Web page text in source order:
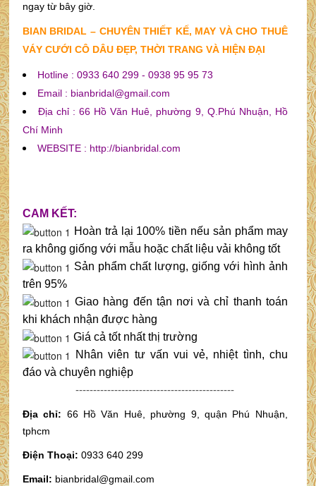
ngay từ bây giờ.
BIAN BRIDAL – CHUYÊN THIẾT KẾ, MAY VÀ CHO THUÊ
VÁY CƯỚI CÔ DÂU ĐẸP, THỜI TRANG VÀ HIỆN ĐẠI
Hotline : 0933 640 299 - 0938 95 95 73
Email : bianbridal@gmail.com
Địa chỉ : 66 Hồ Văn Huê, phường 9, Q.Phú Nhuận, Hồ
Chí Minh
WEBSITE : http://bianbridal.com
CAM KẾT:
Hoàn trả lại 100% tiền nếu sản phẩm may
ra không giống với mẫu hoặc chất liệu vải không tốt
Sản phẩm chất lượng, giống với hình ảnh
trên 95%
Giao hàng đến tận nơi và chỉ thanh toán
khi khách nhận được hàng
Giá cả tốt nhất thị trường
Nhân viên tư vấn vui vẻ, nhiệt tình, chu
đáo và chuyên nghiệp
---------------------------------------------
Địa chỉ: 66 Hồ Văn Huê, phường 9, quận Phú Nhuận,
tphcm
Điện Thoại: 0933 640 299
Email: bianbridal@gmail.com